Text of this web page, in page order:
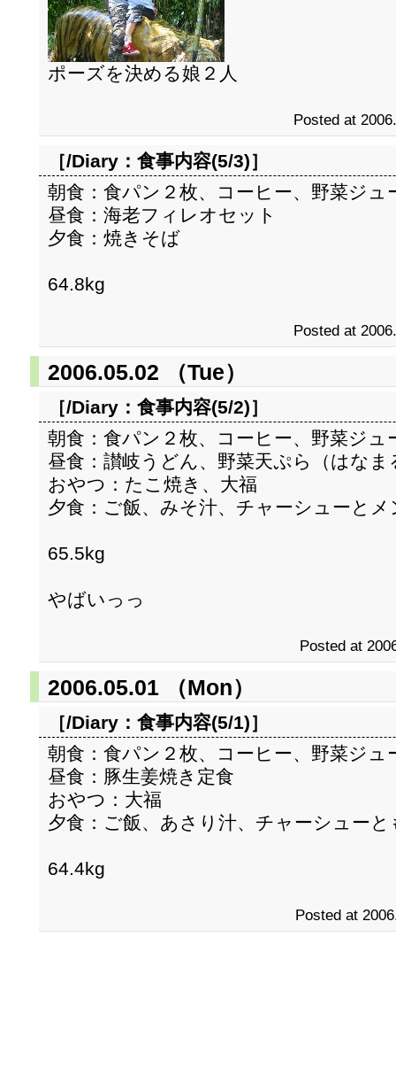
ポーズを決める娘２人
Posted at
［/Diary： 食事内容(5/3)］
朝食：食パン２枚、コーヒー、野菜ジュ
昼食：海老フィレオセット
夕食：焼きそば
64.8kg
Posted at
2006.05.02 （Tue）
［/Diary： 食事内容(5/2)］
朝食：食パン２枚、コーヒー、野菜ジュ
昼食：讃岐うどん、野菜天ぷら（はなま
おやつ：たこ焼き、大福
夕食：ご飯、みそ汁、チャーシューと
65.5kg
やばいっっ
Posted at
2006.05.01 （Mon）
［/Diary： 食事内容(5/1)］
朝食：食パン２枚、コーヒー、野菜ジュ
昼食：豚生姜焼き定食
おやつ：大福
夕食：ご飯、あさり汁、チャーシュー
64.4kg
Posted at